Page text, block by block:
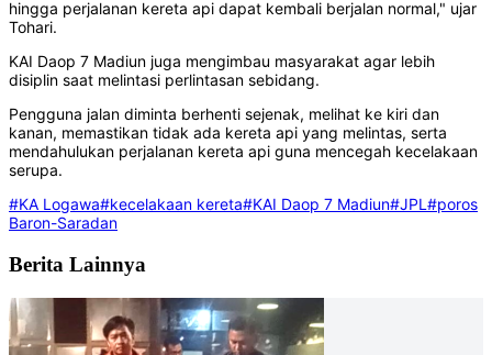
hingga perjalanan kereta api dapat kembali berjalan normal," ujar
Tohari.
KAI Daop 7 Madiun juga mengimbau masyarakat agar lebih
disiplin saat melintasi perlintasan sebidang.
Pengguna jalan diminta berhenti sejenak, melihat ke kiri dan
kanan, memastikan tidak ada kereta api yang melintas, serta
mendahulukan perjalanan kereta api guna mencegah kecelakaan
serupa.
#KA Logawa#kecelakaan kereta#KAI Daop 7 Madiun#JPL #poros
Baron-Saradan
Berita Lainnya